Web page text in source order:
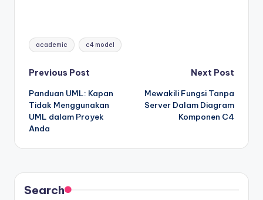
Tags:
academic c4 model
Post
navigation
Previous Post
Panduan UML: Kapan
Tidak Menggunakan
UML dalam Proyek
Anda
Next Post
Mewakili Fungsi Tanpa
Server Dalam Diagram
Komponen C4
Search